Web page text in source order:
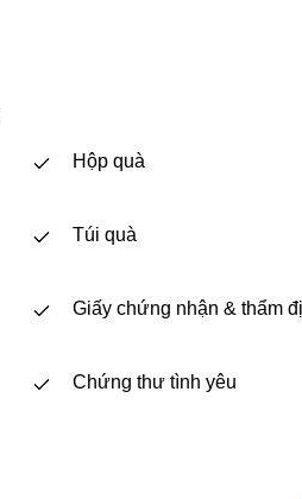
Hộp quà
Túi quà
Giấy chứng nhận & thẩm
Chứng thư tình yêu